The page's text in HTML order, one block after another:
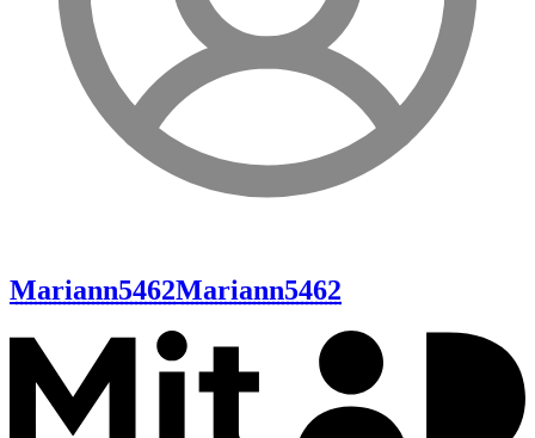
Mariann5462Mariann5462